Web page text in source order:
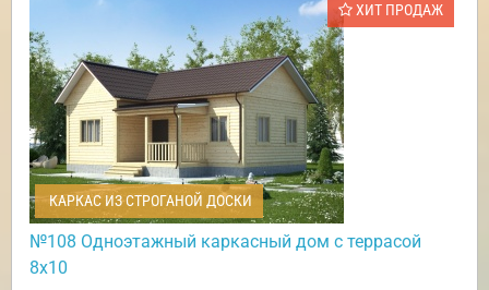
ХИТ ПРОДАЖ
КАРКАС ИЗ СТРОГАНОЙ ДОСКИ
№108 Одноэтажный каркасный дом с террасой
8х10